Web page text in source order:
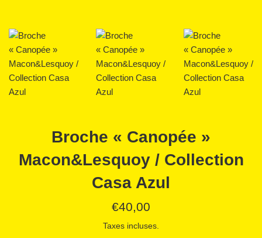
Broche « Canopée »
Macon&Lesquoy / Collection
Casa Azul
Prix
€40,00
Taxes incluses.